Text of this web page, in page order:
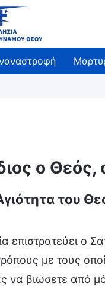
ο
του
επιστρατεύει ο
με τους
να βιώσετε από